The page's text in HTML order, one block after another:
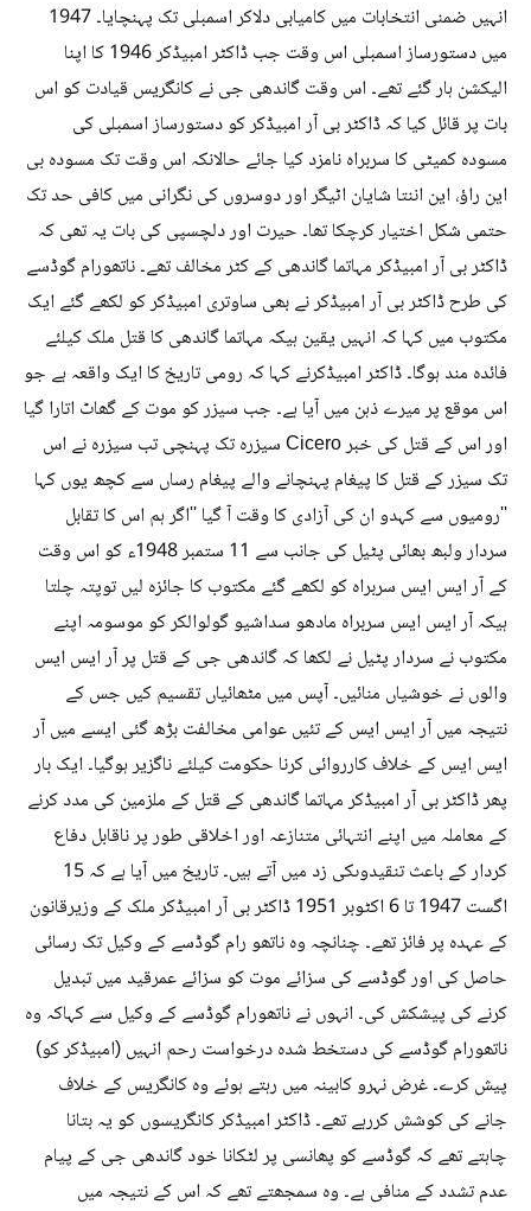
انہیں ضمنی انتخابات میں کامیابی دلاکر اسمبلی تک پہنچایا۔ 1947
میں دستورساز اسمبلی اس وقت جب ڈاکٹر امبیڈکر 1946 کا اپنا
الیکشن ہار گئے تھے۔ اس وقت گاندھی جی نے کانگریس قیادت کو اس
بات پر قائل کیا کہ ڈاکٹر بی آر امبیڈکر کو دستورساز اسمبلی کی
مسودہ کمیٹی کا سربراہ نامزد کیا جائے حالانکہ اس وقت تک مسودہ بی
این راؤ، این اننتا شایان اٹیگر اور دوسروں کی نگرانی میں کافی حد تک
حتمی شکل اختیار کرچکا تھا۔ حیرت اور دلچسپی کی بات یہ تھی کہ
ڈاکٹر بی آر امبیڈکر مہاتما گاندھی کے کٹر مخالف تھے۔ ناتھورام گوڈسے
کی طرح ڈاکٹر بی آر امبیڈکر نے بھی ساوتری امبیڈکر کو لکھے گئے ایک
مکتوب میں کہا کہ انہیں یقین ہیکہ مہاتما گاندھی کا قتل ملک کیلئے
فائدہ مند ہوگا۔ ڈاکٹر امبیڈکرنے کہا کہ رومی تاریخ کا ایک واقعہ ہے جو
اس موقع پر میرے ذہن میں آیا ہے۔ جب سیزر کو موت کے گھاٹ اتارا گیا
اور اس کے قتل کی خبر Cicero سیزرہ تک پہنچی تب سیزرہ نے اس
تک سیزر کے قتل کا پیغام پہنچانے والے پیغام رساں سے کچھ یوں کہا
''رومیوں سے کہدو ان کی آزادی کا وقت آ گیا ''اگر ہم اس کا تقابل
سردار ولبھ بھائی پٹیل کی جانب سے 11 ستمبر 1948ء کو اس وقت
کے آر ایس ایس سربراہ کو لکھے گئے مکتوب کا جائزہ لیں توپتہ چلتا
ہیکہ آر ایس ایس سربراہ مادھو سداشیو گولوالکر کو موسومہ اپنے
مکتوب نے سردار پٹیل نے لکھا کہ گاندھی جی کے قتل پر آر ایس ایس
والوں نے خوشیاں منائیں۔ آپس میں مٹھائیاں تقسیم کیں جس کے
نتیجہ میں آر ایس ایس کے تئیں عوامی مخالفت بڑھ گئی ایسے میں آر
ایس ایس کے خلاف کارروائی کرنا حکومت کیلئے ناگزیر ہوگیا۔ ایک بار
پھر ڈاکٹر بی آر امبیڈکر مہاتما گاندھی کے قتل کے ملزمین کی مدد کرنے
کے معاملہ میں اپنے انتہائی متنازعہ اور اخلاقی طور پر ناقابل دفاع
کردار کے باعث تنقیدوںکی زد میں آتے ہیں۔ تاریخ میں آیا ہے کہ 15
اگست 1947 تا 6 اکٹوبر 1951 ڈاکٹر بی آر امبیڈکر ملک کے وزیرقانون
کے عہدہ پر فائز تھے۔ چنانچہ وہ ناتھو رام گوڈسے کے وکیل تک رسائی
حاصل کی اور گوڈسے کی سزائے موت کو سزائے عمرقید میں تبدیل
کرنے کی پیشکش کی۔ انہوں نے ناتھورام گوڈسے کے وکیل سے کہاکہ وہ
ناتھورام گوڈسے کی دستخط شدہ درخواست رحم انہیں (امبیڈکر کو)
پیش کرے۔ غرض نہرو کابینہ میں رہتے ہوئے وہ کانگریس کے خلاف
جانے کی کوشش کررہے تھے۔ ڈاکٹر امبیڈکر کانگریسوں کو یہ بتانا
چاہتے تھے کہ گوڈسے کو پھانسی پر لٹکانا خود گاندھی جی کے پیام
عدم تشدد کے منافی ہے۔ وہ سمجھتے تھے کہ اس کے نتیجہ میں